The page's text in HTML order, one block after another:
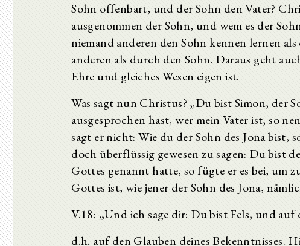
Sohn offenbart, und der Sohn den Vater?
ausgenommen der Sohn, und wem es der
niemand anderen den Sohn kennen lernen
anderen als durch den Sohn. Daraus geht
Ehre und gleiches Wesen eigen ist.
Was sagt nun Christus? „Du bist Simon, der
ausgesprochen hast, wer mein Vater ist, so
sagt er nicht: Wie du der Sohn des Jona bist,
doch überflüssig gewesen zu sagen: Du bist
Gottes genannt hatte, so fügte er es bei, um
Gottes ist, wie jener der Sohn des Jona,
V.18: „Und ich sage dir: Du bist Fels, und auf
d.h. auf den Glauben deines Bekenntnisses.